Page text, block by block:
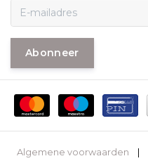
Abonneer
Algemene voorwaarden